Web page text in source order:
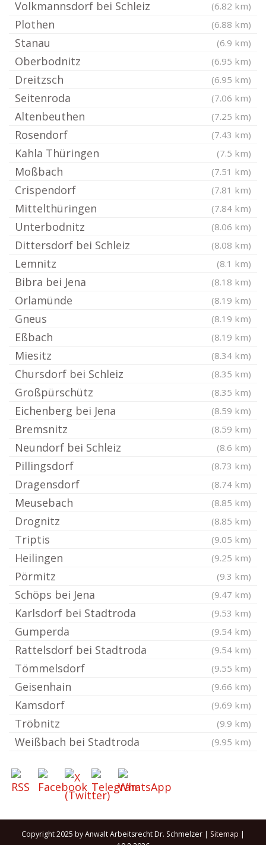
Volkmannsdorf bei Schleiz (6.82 km)
Plothen (6.88 km)
Stanau (6.9 km)
Oberbodnitz (6.95 km)
Dreitzsch (6.95 km)
Seitenroda (7.06 km)
Altenbeuthen (7.25 km)
Rosendorf (7.43 km)
Kahla Thüringen (7.5 km)
Moßbach (7.51 km)
Crispendorf (7.81 km)
Mittelthüringen (7.84 km)
Unterbodnitz (8.06 km)
Dittersdorf bei Schleiz (8.08 km)
Lemnitz (8.1 km)
Bibra bei Jena (8.18 km)
Orlamünde (8.19 km)
Gneus (8.19 km)
Eßbach (8.19 km)
Miesitz (8.34 km)
Chursdorf bei Schleiz (8.35 km)
Großpürschütz (8.35 km)
Eichenberg bei Jena (8.59 km)
Bremsnitz (8.59 km)
Neundorf bei Schleiz (8.6 km)
Pillingsdorf (8.73 km)
Dragensdorf (8.74 km)
Meusebach (8.85 km)
Drognitz (8.85 km)
Triptis (9.05 km)
Heilingen (9.25 km)
Pörmitz (9.3 km)
Schöps bei Jena (9.47 km)
Karlsdorf bei Stadtroda (9.53 km)
Gumperda (9.54 km)
Rattelsdorf bei Stadtroda (9.54 km)
Tömmelsdorf (9.55 km)
Geisenhain (9.66 km)
Kamsdorf (9.69 km)
Tröbnitz (9.9 km)
Weißbach bei Stadtroda (9.95 km)
Copyright 2025 by Anwalt Arbeitsrecht Dr. Schmelzer | Sitemap |